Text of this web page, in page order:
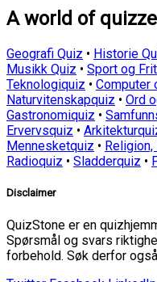
A world of
Geografi Quiz • Historie
Musikk Quiz • Sport og
Teknologiquiz • Computer
Naturvitenskapquiz • Ord
Gastronomiquiz •
Ervervsquiz •
Mennesketquiz •
Radioquiz • Sladderquiz •
Disclaimer
QuizStone er en
Spørsmål og svars
forbehold. Søk derfor